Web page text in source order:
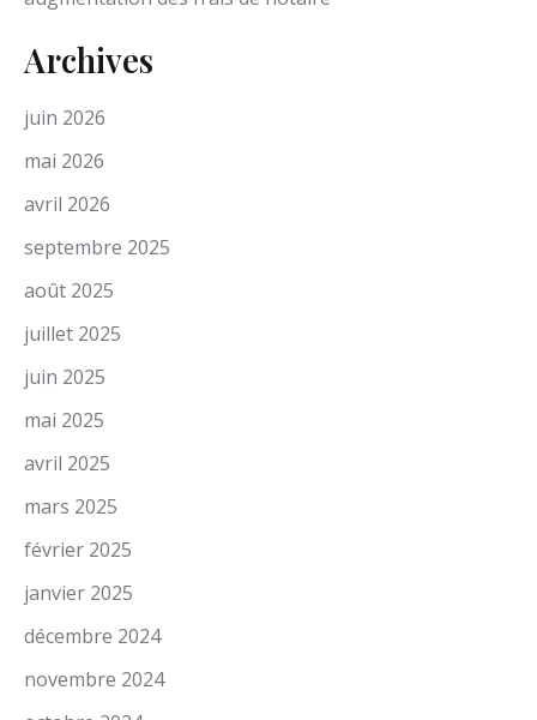
Archives
juin 2026
mai 2026
avril 2026
septembre 2025
août 2025
juillet 2025
juin 2025
mai 2025
avril 2025
mars 2025
février 2025
janvier 2025
décembre 2024
novembre 2024